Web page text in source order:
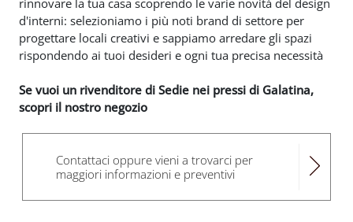
rinnovare la tua casa scoprendo le varie novità del design
d'interni: selezioniamo i più noti brand di settore per
progettare locali creativi e sappiamo arredare gli spazi
rispondendo ai tuoi desideri e ogni tua precisa necessità
Se vuoi un rivenditore di Sedie nei pressi di Galatina,
scopri il nostro negozio
Contattaci oppure vieni a trovarci per
maggiori informazioni e preventivi